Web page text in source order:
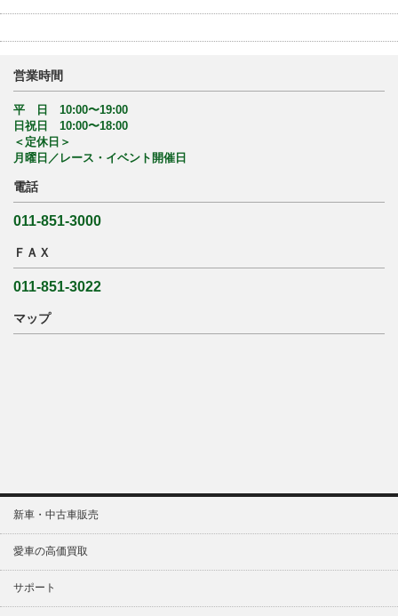
営業時間
平 日 10:00〜19:00
日祝日 10:00〜18:00
＜定休日＞
月曜日／レース・イベント開催日
電話
011-851-3000
ＦＡＸ
011-851-3022
マップ
新車・中古車販売
愛車の高価買取
サポート